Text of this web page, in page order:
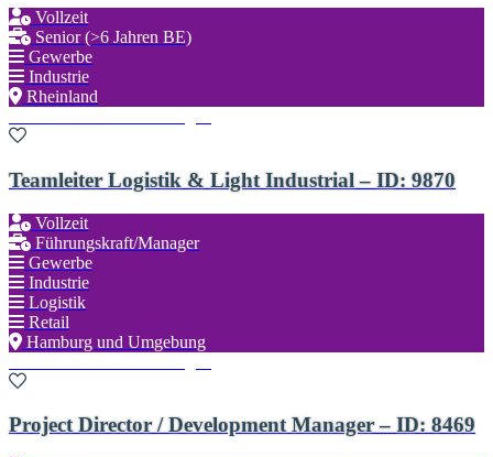
Vollzeit
Senior (>6 Jahren BE)
Gewerbe
Industrie
Rheinland
Teamleiter Logistik & Light Industrial – ID: 9870
Vollzeit
Führungskraft/Manager
Gewerbe
Industrie
Logistik
Retail
Hamburg und Umgebung
Project Director / Development Manager – ID: 8469